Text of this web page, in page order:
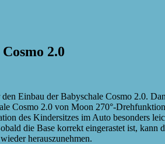
2.0
Einbau der Babyschale Cosmo 2.0.
Cosmo 2.0 von Moon 270°-
des Kindersitzes im Auto besonders
die Base korrekt eingerastet ist,
herauszunehmen.